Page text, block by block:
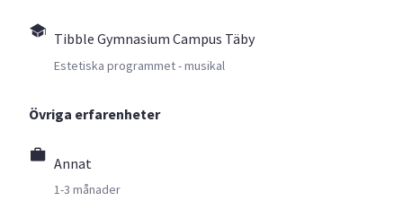
Tibble Gymnasium Campus Täby
Estetiska programmet - musikal
Övriga erfarenheter
Annat
1-3 månader